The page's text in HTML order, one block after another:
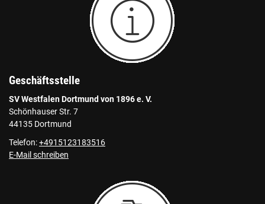
Geschäftsstelle
SV Westfalen Dortmund von 1896 e. V.
Schönhauser Str. 7
44135 Dortmund
Telefon:+4915123183516
E-Mail schreiben